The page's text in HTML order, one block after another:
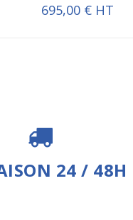
695,00 € HT
24 / 48H